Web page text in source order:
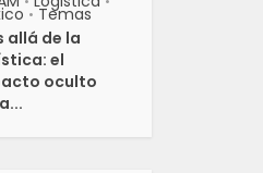
• Temas
allá de la
el
oculto